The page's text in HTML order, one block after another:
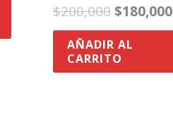
$200,000 $180,000
AÑADIR AL
CARRITO